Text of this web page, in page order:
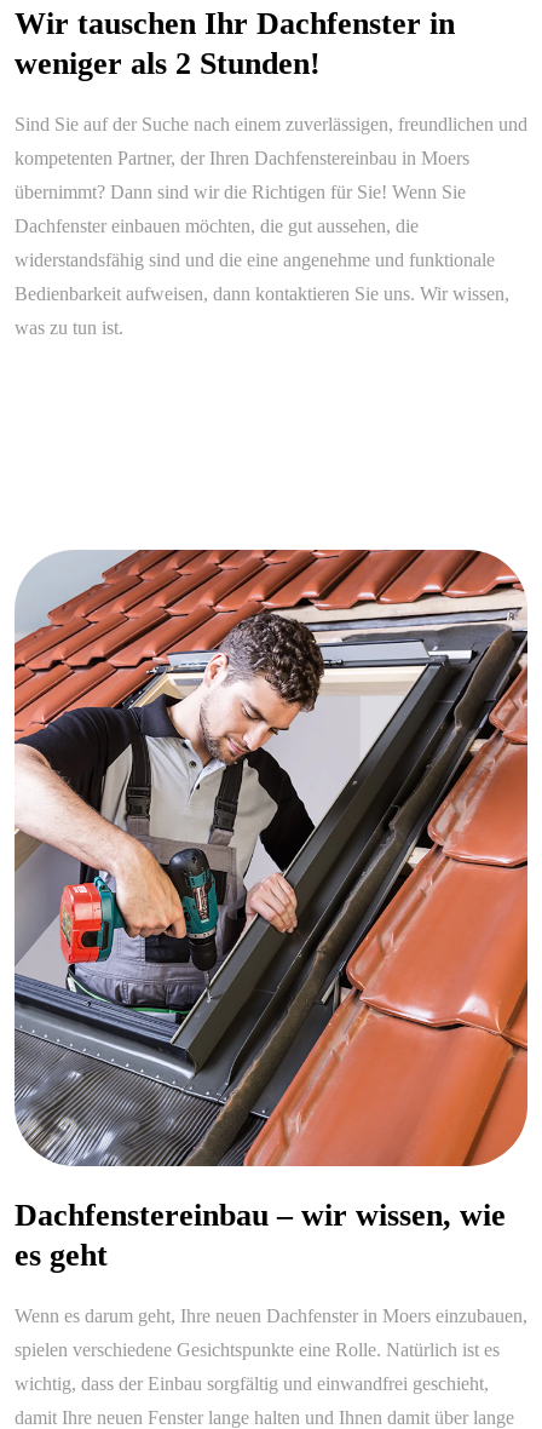
Wir tauschen Ihr Dachfenster in
weniger als 2 Stunden!
Sind Sie auf der Suche nach einem zuverlässigen, freundlichen und
kompetenten Partner, der Ihren Dachfenstereinbau in Moers
übernimmt? Dann sind wir die Richtigen für Sie! Wenn Sie
Dachfenster einbauen möchten, die gut aussehen, die
widerstandsfähig sind und die eine angenehme und funktionale
Bedienbarkeit aufweisen, dann kontaktieren Sie uns. Wir wissen,
was zu tun ist.
Dachfenstereinbau – wir wissen, wie
es geht
Wenn es darum geht, Ihre neuen Dachfenster in Moers einzubauen,
spielen verschiedene Gesichtspunkte eine Rolle. Natürlich ist es
wichtig, dass der Einbau sorgfältig und einwandfrei geschieht,
damit Ihre neuen Fenster lange halten und Ihnen damit über lange